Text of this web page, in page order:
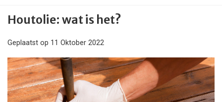
Houtolie: wat is het?
Geplaatst op 11 Oktober 2022